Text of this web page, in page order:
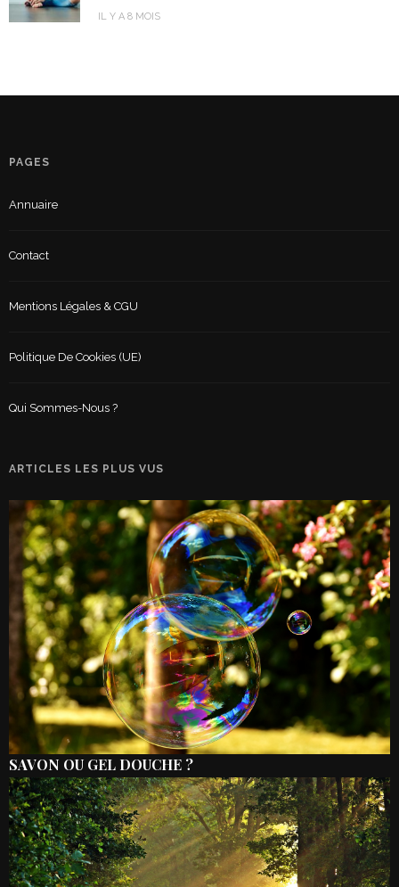
IL Y A 8 MOIS
PAGES
Annuaire
Contact
Mentions Légales & CGU
Politique De Cookies (UE)
Qui Sommes-Nous ?
ARTICLES LES PLUS VUS
SAVON OU GEL DOUCHE ?